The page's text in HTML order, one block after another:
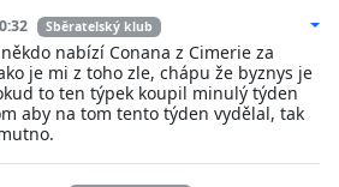
Sběratelský klub
nabízí Conana z Cimerie za
je mi z toho zle, chápu že byznys je
to ten týpek koupil minulý týden
aby na tom tento týden vydělal, tak